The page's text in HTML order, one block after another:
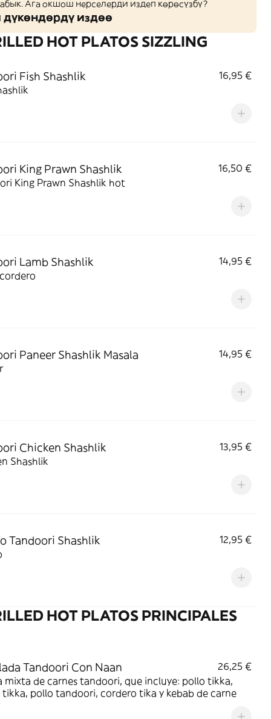
Ага окшош нерселерди издеп көрөсүзбү?
издөө
HOT PLATOS SIZZLING
Fish Shashlik
16,95 €
King Prawn Shashlik
16,50 €
King Prawn Shashlik hot
Lamb Shashlik
14,95 €
Paneer Shashlik Masala
14,95 €
Chicken Shashlik
13,95 €
Shashlik
Tandoori Shashlik
12,95 €
HOT PLATOS PRINCIPALES
Tandoori Con Naan
26,25 €
mixta de carnes tandoori, que incluye: pollo tikka,
tikka, pollo tandoori, cordero tika y kebab de carne